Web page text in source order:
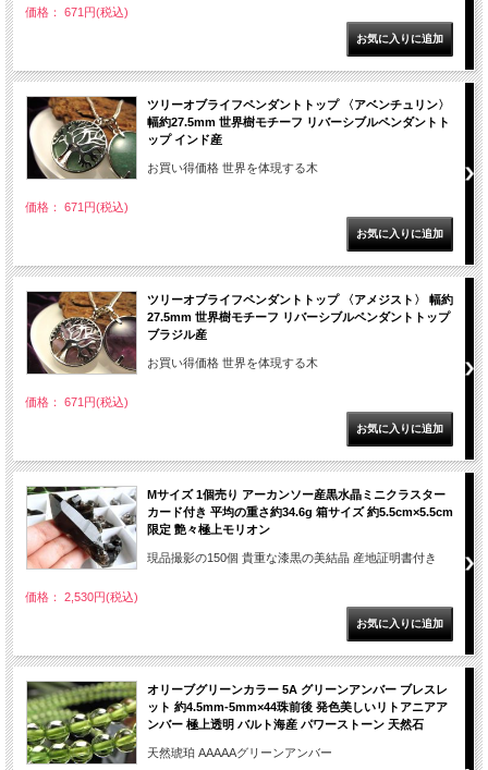
価格： 671円(税込)
ツリーオブライフペンダントトップ 〈アベンチュリン〉
幅約27.5mm 世界樹モチーフ リバーシブルペンダントト
ップ インド産
お買い得価格 世界を体現する木
価格： 671円(税込)
ツリーオブライフペンダントトップ 〈アメジスト〉 幅約
27.5mm 世界樹モチーフ リバーシブルペンダントトップ
ブラジル産
お買い得価格 世界を体現する木
価格： 671円(税込)
Mサイズ 1個売り アーカンソー産黒水晶ミニクラスター
カード付き 平均の重さ約34.6g 箱サイズ 約5.5cm×5.5cm
限定 艶々極上モリオン
現品撮影の150個 貴重な漆黒の美結晶 産地証明書付き
価格： 2,530円(税込)
オリーブグリーンカラー 5A グリーンアンバー ブレスレ
ット 約4.5mm-5mm×44珠前後 発色美しいリトアニアア
ンバー 極上透明 バルト海産 パワーストーン 天然石
天然琥珀 AAAAAグリーンアンバー